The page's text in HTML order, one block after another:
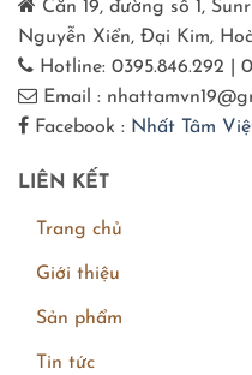
Căn 19, đường số 1,
Nguyễn Xiển, Đại Kim,
Hotline: 0395.846.292 |
Email :
Facebook : Nhất Tâm
LIÊN KẾT
Trang chủ
Giới thiệu
Sản phẩm
Tin tức